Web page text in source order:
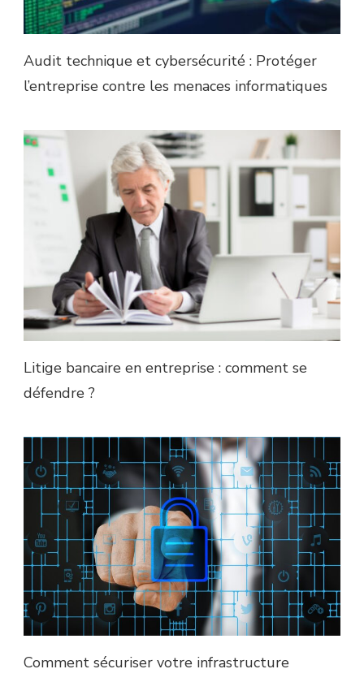
Audit technique et cybersécurité : Protéger
l’entreprise contre les menaces informatiques
Litige bancaire en entreprise : comment se
défendre ?
Comment sécuriser votre infrastructure